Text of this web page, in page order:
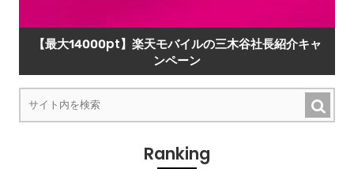
【最大14000pt】楽天モバイルの三木谷社長紹介キャ
ンペーン
Ranking